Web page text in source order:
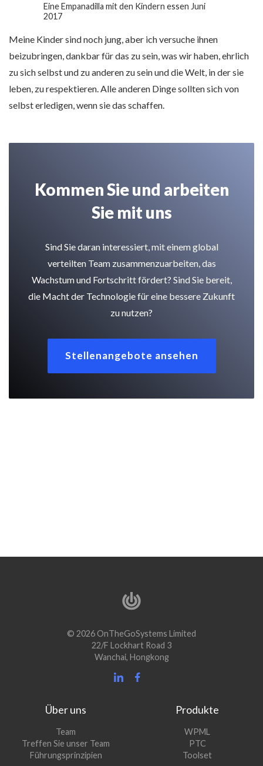
Eine Empanadilla mit den Kindern essen Juni
2017
Meine Kinder sind noch jung, aber ich versuche ihnen
beizubringen, dankbar für das zu sein, was wir haben, ehrlich
zu sich selbst und zu anderen zu sein und die Welt, in der sie
leben, zu respektieren. Alle anderen Dinge sollten sich von
selbst erledigen, wenn sie das schaffen.
Kommen Sie und arbeiten
Sie mit uns
Sind Sie daran interessiert, mit einem global
verteilten Team zusammenzuarbeiten, das
Wachstum und Fortschritt fördert? Sind Sie bereit,
die Macht der Technologie für eine bessere Zukunft
zu nutzen?
Stellenangebote ansehen
© 2026 OnTheGoSystems Limited
22/F Lockhart Road 3
Wanchai, Hongkong
Über uns
Team
Treffen Sie unser Team
Führungsprinzipien
Produkte
WPML
in
PTC(öffnet
sich
Toolset(öffnet